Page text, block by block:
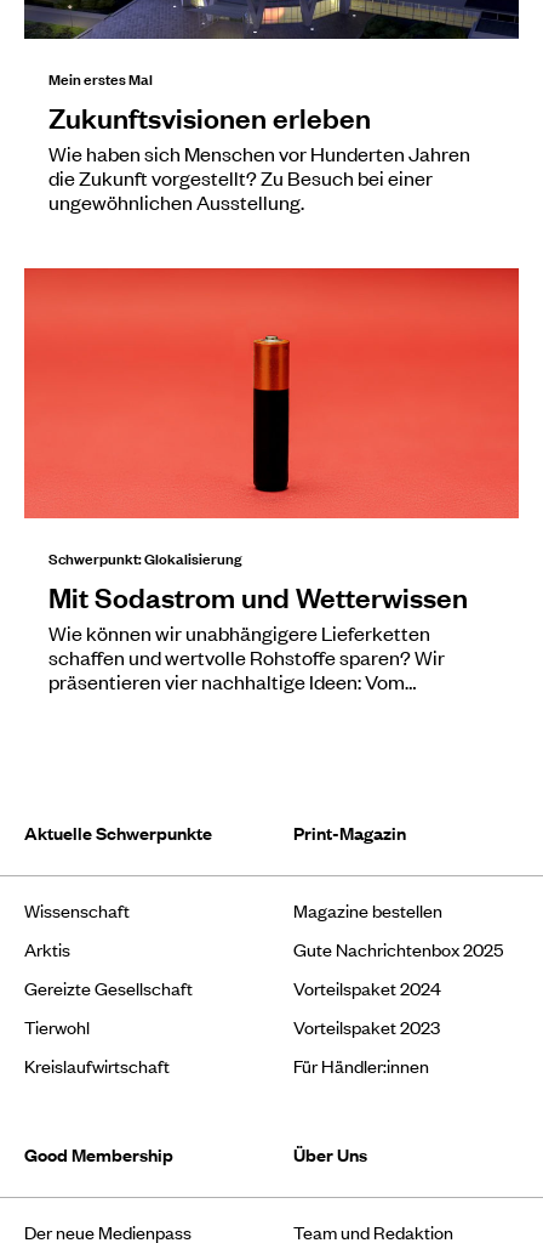
Mein erstes Mal
Zukunftsvisionen erleben
Wie haben sich Menschen vor Hunderten Jahren
die Zukunft vorgestellt? Zu Besuch bei einer
ungewöhnlichen Ausstellung.
Schwerpunkt: Glokalisierung
Mit Sodastrom und Wetterwissen
Wie können wir unabhängigere Lieferketten
schaffen und wertvolle Rohstoffe sparen? Wir
präsentieren vier nachhaltige Ideen: Vom…
Aktuelle Schwerpunkte
Wissenschaft
Arktis
Gereizte Gesellschaft
Tierwohl
Kreislaufwirtschaft
Print-Magazin
Magazine bestellen
Gute Nachrichtenbox 2025
Vorteilspaket 2024
Vorteilspaket 2023
Für Händler:innen
Good Membership
Der neue Medienpass
Über Uns
Team und Redaktion